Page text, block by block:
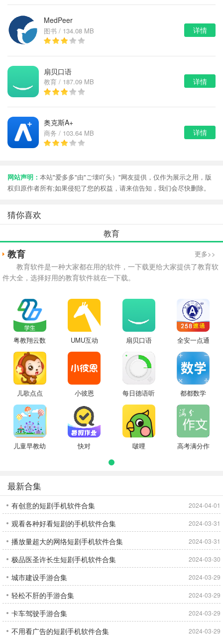
MedPeer
图书 / 134.08 MB 详情
扇贝口语
教育 / 187.09 MB 详情
奥克斯A+
商务 / 103.64 MB 详情
网站声明： 本站"爱多多"由"ご壊吖头）"网友提供，仅作为展示之用，版
权归原作者所有;如果侵犯了您的权益，请来信告知，我们会尽快删除。
猜你喜欢
教育
教育 更多>>
教育软件是一种大家都在用的软件，一下载更给大家提供了教育软
件大全，选择好用的教育软件就在一下载。
粤教翔云数
字教材应用
平台
UMU互动 扇贝口语 全安一点通
儿歌点点 小彼恩
每日德语听
力
都都数学
儿童早教幼
快对 啵哩
高考满分作
最新合集
有创意的短剧手机软件合集 2024-04-01
观看各种好看短剧的手机软件合集 2024-03-31
播放量超大的网络短剧手机软件合集 2024-03-31
极品医圣许长生短剧手机软件合集 2024-03-30
城市建设手游合集 2024-03-29
轻松不肝的手游合集 2024-03-29
卡车驾驶手游合集 2024-03-29
不用看广告的短剧手机软件合集 2024-03-29